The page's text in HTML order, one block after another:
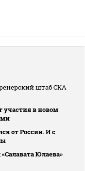
штаб СКА
участия в новом
от России. И с
Юлаева»